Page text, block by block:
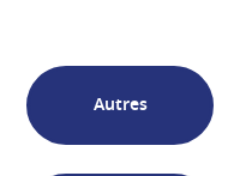
Autres